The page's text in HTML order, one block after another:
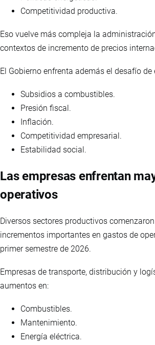
Competitividad productiva.
Eso vuelve más compleja la
contextos de incremento de precios
El Gobierno enfrenta además el desafío de
Subsidios a combustibles.
Presión fiscal.
Inflación.
Competitividad empresarial.
Estabilidad social.
Las empresas enfrentan
operativos
Diversos sectores productivos
incrementos importantes en gastos de
primer semestre de 2026.
Empresas de transporte, distribución y
aumentos en:
Combustibles.
Mantenimiento.
Energía eléctrica.